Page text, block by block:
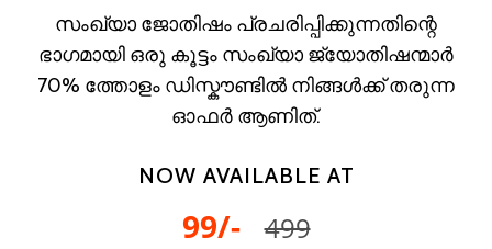
സംഖ്യാ ജോതിഷം പ്രചരിപ്പിക്കുന്നതിന്റെ
ഭാഗമായി ഒരു കൂട്ടം സംഖ്യാ ജ്യോതിഷന്മാർ
70% ത്തോളം ഡിസ്കൗണ്ടിൽ നിങ്ങൾക്ക് തരുന്ന
ഓഫർ ആണിത്.
NOW AVAILABLE AT
99/- 499